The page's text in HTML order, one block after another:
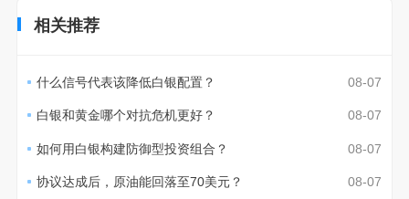
相关推荐
08-07
什么信号代表该降低白银配置？
08-07
白银和黄金哪个对抗危机更好？
08-07
如何用白银构建防御型投资组合？
08-07
协议达成后，原油能回落至70美元？